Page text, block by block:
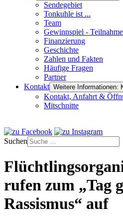
Sendegebiet
Tonkuhle ist ...
Team
Gewinnspiel -
Finanzierung
Geschichte
Zahlen und Fakten
Häufige Fragen
Partner
Kontakt Weitere Informationen:
Kontakt, Anfahrt &
Mitschnitte
Suchen
rufen zum „Tag
Rassismus“ auf